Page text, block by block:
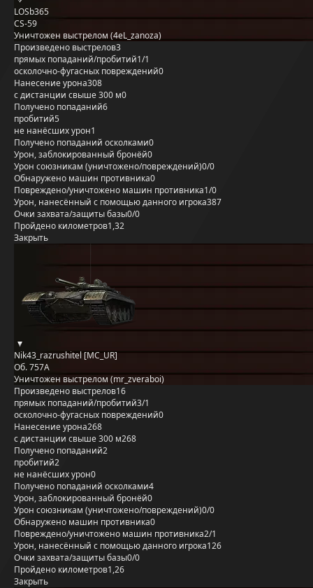
LOSb365
CS-59
Уничтожен выстрелом (4eL_zanoza)
Произведено выстрелов3
прямых попаданий/пробитий1/1
осколочно-фугасных повреждений0
Нанесение урона308
с дистанции свыше 300 м0
Получено попаданий6
пробитий5
не нанёсших урон1
Получено попаданий осколками0
Урон, заблокированный бронёй0
Урон союзникам (уничтожено/повреждений)0/0
Обнаружено машин противника0
Повреждено/уничтожено машин противника1/0
Урон, нанесённый с помощью данного игрока387
Очки захвата/защиты базы0/0
Пройдено километров1,32
Закрыть
Nik43_razrushitel [MC_UR]
Об. 757А
Уничтожен выстрелом (mr_zveraboi)
Произведено выстрелов16
прямых попаданий/пробитий3/1
осколочно-фугасных повреждений0
Нанесение урона268
с дистанции свыше 300 м268
Получено попаданий2
пробитий2
не нанёсших урон0
Получено попаданий осколками4
Урон, заблокированный бронёй0
Урон союзникам (уничтожено/повреждений)0/0
Обнаружено машин противника0
Повреждено/уничтожено машин противника2/1
Урон, нанесённый с помощью данного игрока126
Очки захвата/защиты базы0/0
Пройдено километров1,26
Закрыть